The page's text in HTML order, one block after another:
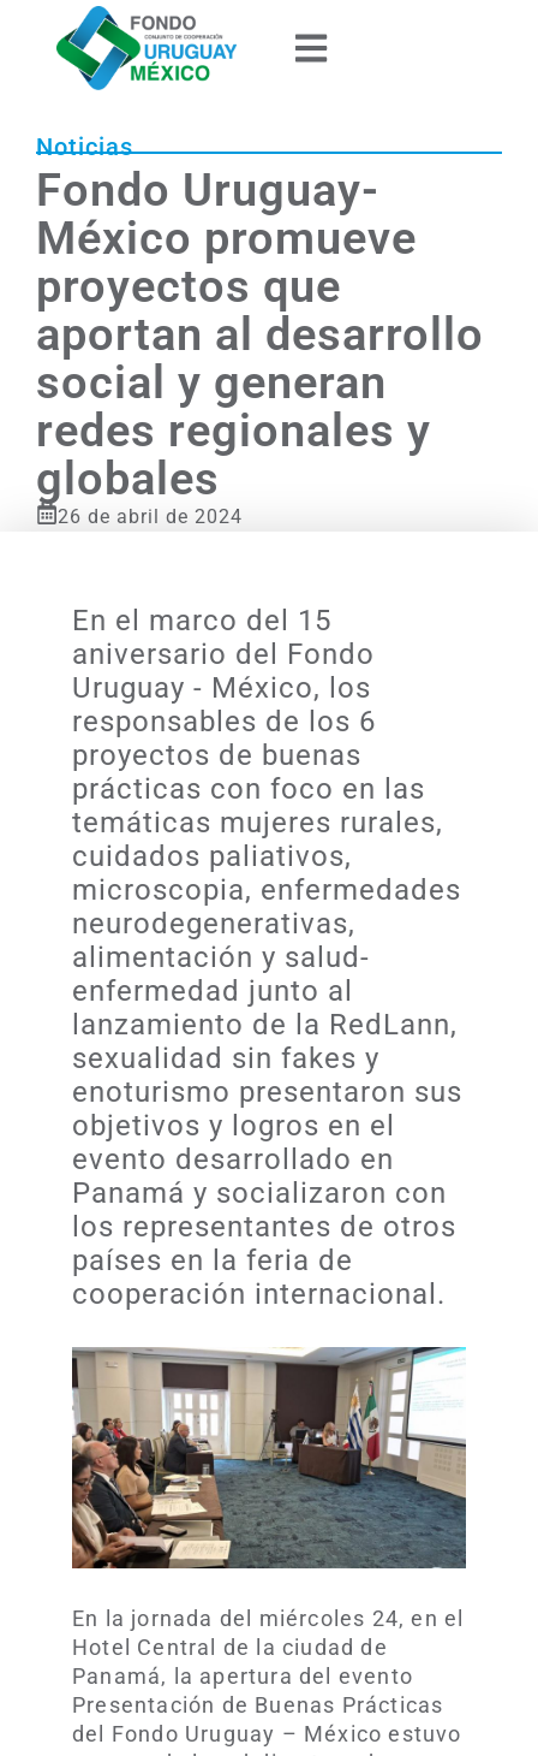
Noticias
Fondo Uruguay-
México promueve
proyectos que
aportan al desarrollo
social y generan
redes regionales y
globales
26 de abril de 2024
En el marco del 15
aniversario del Fondo
Uruguay - México, los
responsables de los 6
proyectos de buenas
prácticas con foco en las
temáticas mujeres rurales,
cuidados paliativos,
microscopia, enfermedades
neurodegenerativas,
alimentación y salud-
enfermedad junto al
lanzamiento de la RedLann,
sexualidad sin fakes y
enoturismo presentaron sus
objetivos y logros en el
evento desarrollado en
Panamá y socializaron con
los representantes de otros
países en la feria de
cooperación internacional.
En la jornada del miércoles 24, en el
Hotel Central de la ciudad de
Panamá, la apertura del evento
Presentación de Buenas Prácticas
del Fondo Uruguay – México estuvo